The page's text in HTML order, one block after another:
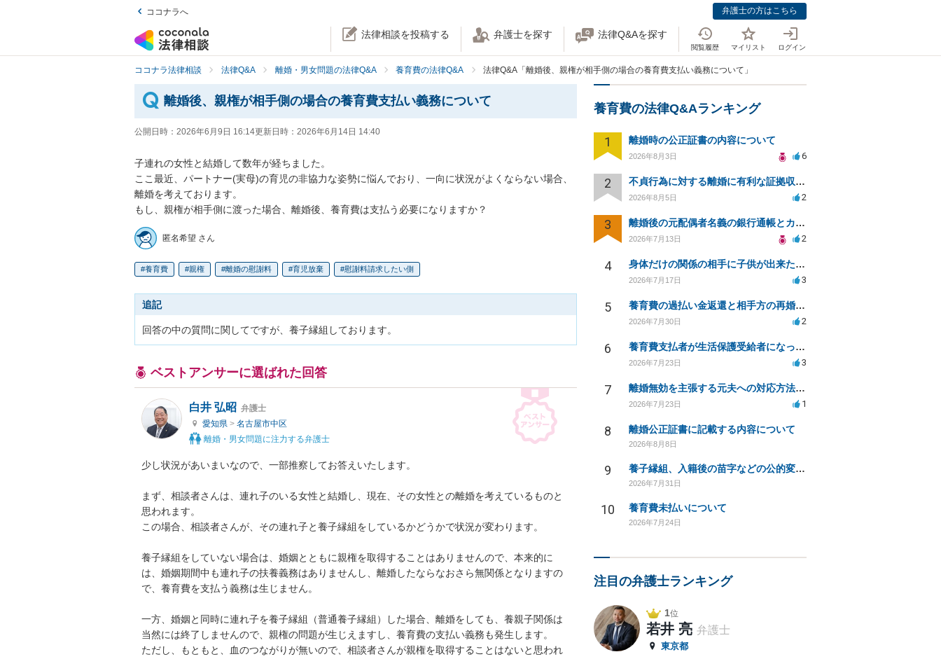
ココナラへ 弁護士の方はこちら
法律相談を投稿する 弁護士を探す 法律Q&Aを探す
閲覧履歴 マイリスト ログイン
ココナラ法律相談 法律Q&A 離婚・男女問題の法律Q&A 養育費の法律Q&A 法律Q&A「離婚後、親権が相手側の場合の養育費支払い義務について」
離婚後、親権が相手側の場合の養育費支払い義務について
公開日時： 2026年6月9日 16:14更新日時： 2026年6月14日 14:40
子連れの女性と結婚して数年が経ちました。
ここ最近、パートナー(実母)の育児の非協力な姿勢に悩んでおり、一向に状況がよくならない場合、
離婚を考えております。
もし、親権が相手側に渡った場合、離婚後、養育費は支払う必要になりますか？
匿名希望 さん
養育費 親権 離婚の慰謝料 育児放棄 慰謝料請求したい側
追記
回答の中の質問に関してですが、養子縁組しております。
ベストアンサーに選ばれた回答
白井 弘昭 弁護士
愛知県 > 名古屋市中区
離婚・男女問題に注力する弁護士
少し状況があいまいなので、一部推察してお答えいたします。
まず、相談者さんは、連れ子のいる女性と結婚し、現在、その女性との離婚を考えているものと
思われます。
この場合、相談者さんが、その連れ子と養子縁組をしているかどうかで状況が変わります。
養子縁組をしていない場合は、婚姻とともに親権を取得することはありませんので、本来的に
は、婚姻期間中も連れ子の扶養義務はありませんし、離婚したならなおさら無関係となりますの
で、養育費を支払う義務は生じません。
一方、婚姻と同時に連れ子を養子縁組（普通養子縁組）した場合、離婚をしても、養親子関係は
当然には終了しませんので、親権の問題が生じえますし、養育費の支払い義務も発生します。
ただし、もともと、血のつながりが無いので、相談者さんが親権を取得することはないと思われ
養育費の法律Q&Aランキング
1 離婚時の公正証書の内容について
2026年8月3日 6
2 不貞行為に対する離婚に有利な証拠収集方法と法的手続きについて
2026年8月5日 2
3 離婚後の元配偶者名義の銀行通帳とカードの処分方法について
2026年7月13日 2
4 身体だけの関係の相手に子供が出来たと言われ認知、養育費を要求されているが自身の子供か分からない
2026年7月17日 3
5 養育費の過払い金返還と相手方の再婚に関する相談
2026年7月30日 2
6 養育費支払者が生活保護受給者になった場合の支払い可否
2026年7月23日 3
7 離婚無効を主張する元夫への対応方法と注意点
2026年7月23日 1
8 離婚公正証書に記載する内容について
2026年8月8日
9 養子縁組、入籍後の苗字などの公的変更手続きについて。
2026年7月31日
10 養育費未払いについて
2026年7月24日
注目の弁護士ランキング
1位
若井 亮 弁護士
東京都